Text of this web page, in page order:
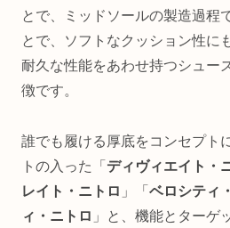
とで、ミッドソールの製造過程
とで、ソフトなクッション性に
耐久な性能をあわせ持つシュー
徴です。
誰でも履ける厚底をコンセプト
トの入った「 ディヴィエイト・
レイト・ニトロ 」「 ベロシティ
ィ・ニトロ 」と、機能とターゲ